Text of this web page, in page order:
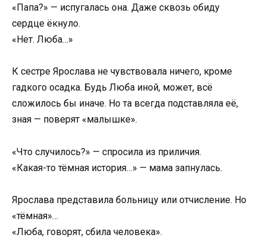
«Папа?» — испугалась она. Даже сквозь обиду
сердце ёкнуло.
«Нет. Люба…»
К сестре Ярослава не чувствовала ничего, кроме
гадкого осадка. Будь Люба иной, может, всё
сложилось бы иначе. Но та всегда подставляла её,
зная — поверят «малышке».
«Что случилось?» — спросила из приличия.
«Какая-то тёмная история…» — мама запнулась.
Ярослава представила больницу или отчисление. Но
«тёмная»…
«Люба, говорят, сбила человека».